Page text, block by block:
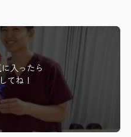
入ったら
てね！